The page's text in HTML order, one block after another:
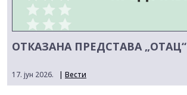
ОТКАЗАНА ПРЕДСТАВА „ОТАЦ“
17. јун 2026. | Вести